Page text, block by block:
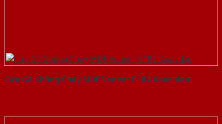
Cửa Gỗ Chống Cháy MDF Veneer P1R2 Xoan dao